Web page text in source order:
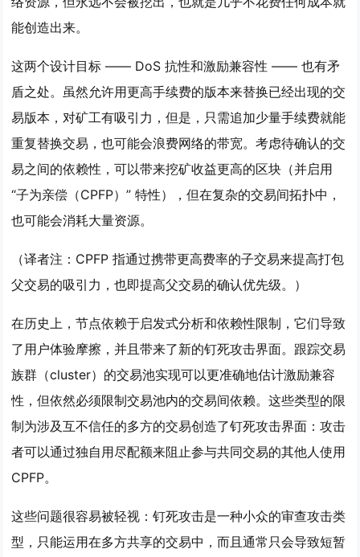
能创造出来。
这两个设计目标 —— DoS 抗性和激励兼容性 —— 也有矛
盾之处。虽然允许用更高手续费的版本来替换已经出现的交
易版本，对矿工有吸引力，但是，只需追加少量手续费就能
重复替换交易，也可能会浪费网络的带宽。考虑待确认的交
易之间的依赖性，可以带来挖矿收益更高的区块（并启用
“子为亲偿（CPFP）” 特性），但在复杂的交易间拓扑中，
也可能会消耗大量资源。
（译者注：CPFP 指通过携带更高费率的子交易来提高打包
父交易的吸引力，也即提高父交易的确认优先级。）
在历史上，节点依赖于启发式分析和依赖性限制，它们导致
了用户体验摩擦，并且带来了新的钉死攻击界面。跟踪交易
族群（cluster）的交易池实现可以更准确地估计激励兼容
性，但依然必须限制交易池内的交易间依赖。这些类型的限
制为涉及互不信任的多方的交易创造了钉死攻击界面：攻击
者可以通过独自用尽配额来阻止参与共同交易的其他人使用
CPFP。
这些问题很容易被轻视：钉死攻击是一种小众的审查攻击类
型，只能运用在多方共享的交易中，而且通常只会导致短暂